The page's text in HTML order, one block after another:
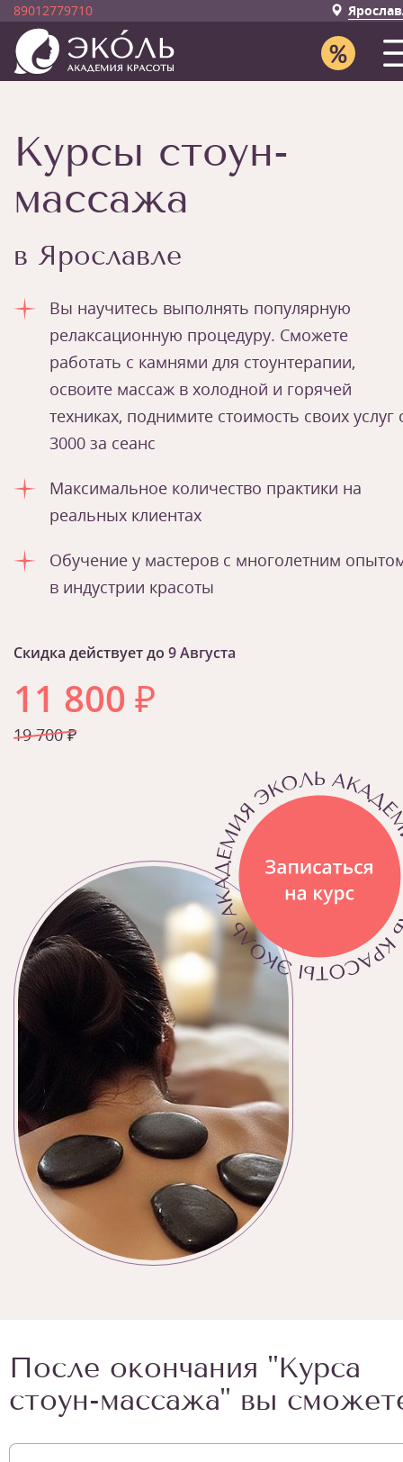
89012779710
Курсы стоун-
массажа
в Ярославле
Вы научитесь выполнять популярную
релаксационную процедуру. Сможете
работать с камнями для стоунтерапии,
освоите массаж в холодной и горячей
техниках, поднимите стоимость своих услуг
3000 за сеанс
Максимальное количество практики на
реальных клиентах
Обучение у мастеров с многолетним
в индустрии красоты
Скидка действует до 9 Августа
11 800 ₽
19 700 ₽
После окончания "Курса
стоун-массажа" вы